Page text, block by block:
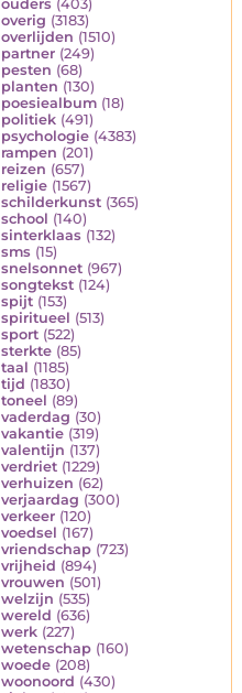
ouders (403)
overig (3183)
overlijden (1510)
partner (249)
pesten (68)
planten (130)
poesiealbum (18)
politiek (491)
psychologie (4383)
rampen (201)
reizen (657)
religie (1567)
schilderkunst (365)
school (140)
sinterklaas (132)
sms (15)
snelsonnet (967)
songtekst (124)
spijt (153)
spiritueel (513)
sport (522)
sterkte (85)
taal (1185)
tijd (1830)
toneel (89)
vaderdag (30)
vakantie (319)
valentijn (137)
verdriet (1229)
verhuizen (62)
verjaardag (300)
verkeer (120)
voedsel (167)
vriendschap (723)
vrijheid (894)
vrouwen (501)
welzijn (535)
wereld (636)
werk (227)
wetenschap (160)
woede (208)
woonoord (430)